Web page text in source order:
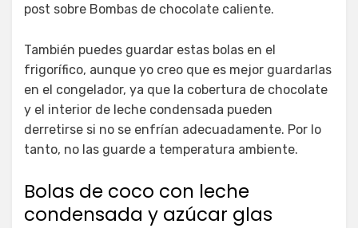
post sobre Bombas de chocolate caliente.
También puedes guardar estas bolas en el
frigorífico, aunque yo creo que es mejor guardarlas
en el congelador, ya que la cobertura de chocolate
y el interior de leche condensada pueden
derretirse si no se enfrían adecuadamente. Por lo
tanto, no las guarde a temperatura ambiente.
Bolas de coco con leche
condensada y azúcar glas